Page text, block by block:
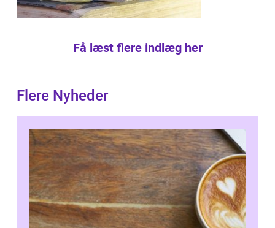
Få læst flere indlæg her
Flere Nyheder